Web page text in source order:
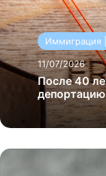
Иммиграция
11/07/2026
После 40